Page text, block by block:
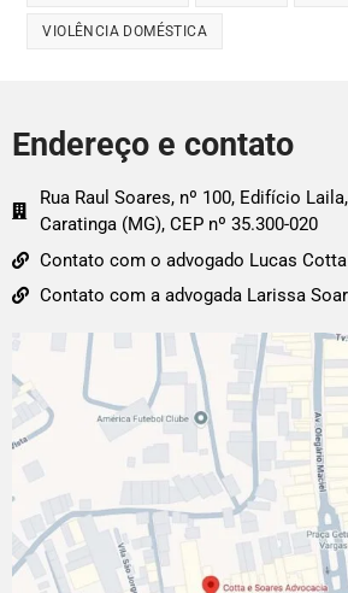
VIOLÊNCIA DOMÉSTICA
Endereço e contato
Rua Raul Soares, nº 100, Edifício
Caratinga (MG), CEP nº 35.300-020
Contato com o advogado Lucas Cotta
Contato com a advogada Larissa